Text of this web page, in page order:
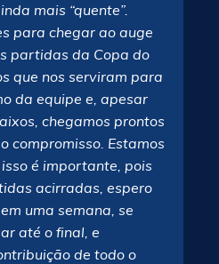
mais “quente”.
para chegar ao auge
partidas da Copa do
que nos serviram para
da equipe e, apesar
chegamos prontos
compromisso. Estamos
é importante, pois
acirradas, espero
uma semana, se
até o final, e
de todo o